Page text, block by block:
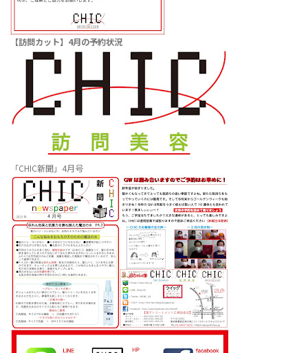
【訪問カット】4月の予約状況
「CHIC新聞」4月号